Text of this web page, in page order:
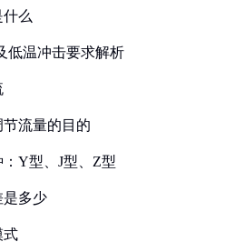
么
低温冲击要求解析
流量的目的
Y型、J型、Z型
是多少
式